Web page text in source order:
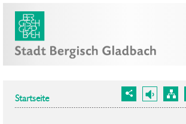
Startseite